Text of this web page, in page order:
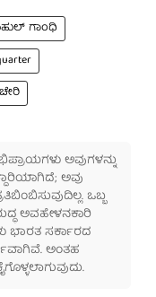
ಗಾಂಧಿ
ಅವುಗಳನ್ನು
ಅವು
ಒಬ್ಬ
ಅವಹೇಳನಕಾರಿ
ಭಾರತ ಸರ್ಕಾರದ
ಅಂತಹ